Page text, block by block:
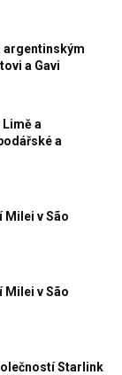
argentinským
a Gavi
a
a
Milei v São
Milei v São
Starlink